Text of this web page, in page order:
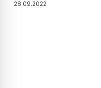
28.09.2022